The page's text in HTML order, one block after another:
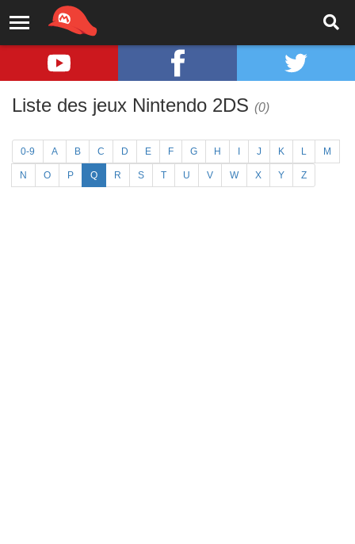
Liste des jeux Nintendo 2DS (0)
0-9 A B C D E F G H J K L M
N O P Q R S T U V W X Y Z